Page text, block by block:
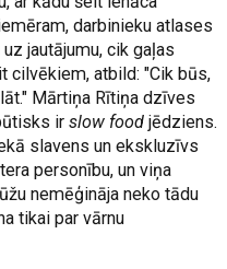
darbinieku atlases
jautājumu, cik gaļas
cilvēkiem, atbild: "Cik būs,
Mārtiņa Rītiņa dzīves
irslow food jēdziens.
slavens un ekskluzīvs
personību, un viņa
nemēģināja neko tādu
tikai par vārnu